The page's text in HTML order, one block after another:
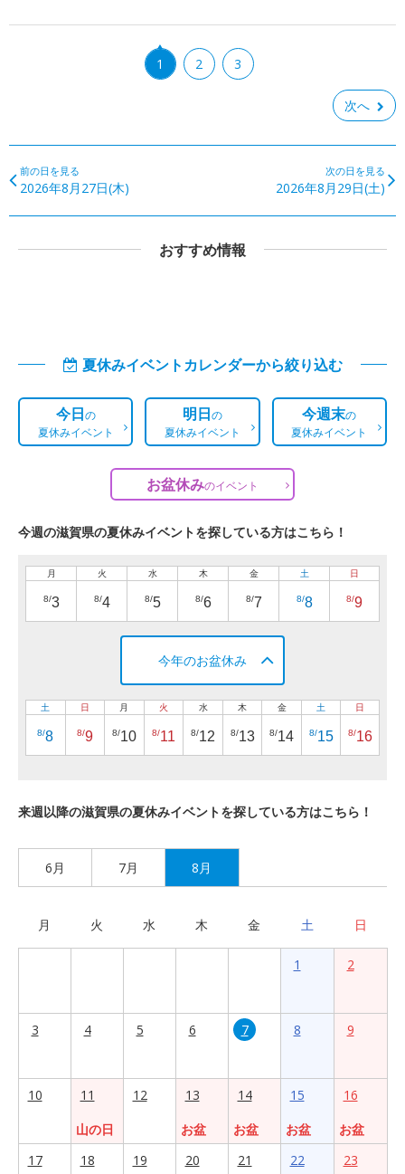
1 2 3
次へ
前の日を見る
2026年8月27日(木)
次の日を見る
2026年8月29日(土)
おすすめ情報
夏休みイベントカレンダーから絞り込む
今日の
夏休みイベント
明日の
夏休みイベント
今週末の
夏休みイベント
お盆休みのイベント
今週の滋賀県の夏休みイベントを探している方はこちら！
月
8/3
火
8/4
水
8/5
木
8/6
金
8/7
土
8/8
日
8/9
今年のお盆休み
土
8/8
日
8/9
月
8/10
火
8/11
水
8/12
木
8/13
金
8/14
土
8/15
日
8/16
来週以降の滋賀県の夏休みイベントを探している方はこちら！
6月 7月 8月
月 火 水 木 金 土 日
1 2
3 4 5 6 7 8 9
10
11
山の日
12
13
お盆
14
お盆
15
お盆
16
お盆
17
18 19 20 21 22 23